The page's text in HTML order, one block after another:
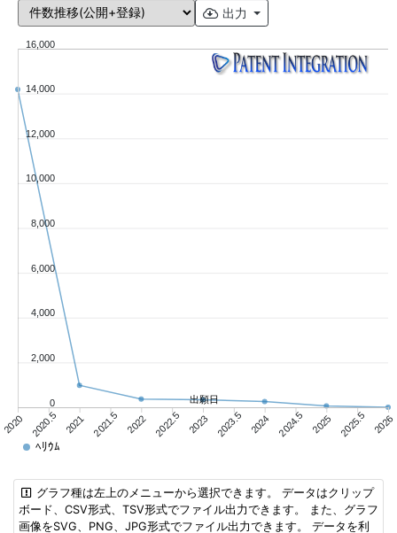
出力
2020 2020.5 2021 2021.5 2022 2022.5 2023 2023.5 2024 2024.5 2025 2025.5 2026
0
2,000
4,000
6,000
8,000
10,000
12,000
14,000
16,000
ﾍﾘｳﾑ
出願日
グラフ種は左上のメニューから選択できます。 データはクリップ
ボード、CSV形式、TSV形式でファイル出力できます。 また、グラフ
画像をSVG、PNG、JPG形式でファイル出力できます。 データを利